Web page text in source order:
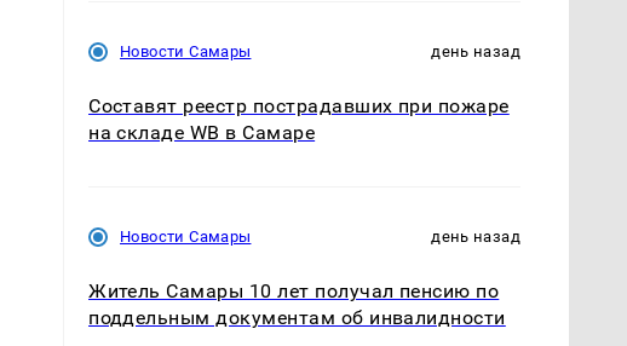
Новости Самары день назад
Составят реестр пострадавших при пожаре
на складе WB в Самаре
Новости Самары день назад
Житель Самары 10 лет получал пенсию по
поддельным документам об инвалидности